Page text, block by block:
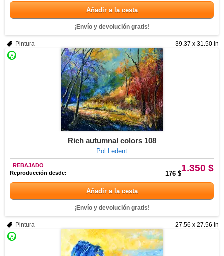
Añadir a la cesta
¡Envío y devolución gratis!
39.37 x 31.50 in
Pintura
Rich autumnal colors 108
Pol Ledent
1.350 $
REBAJADO
Reproducción desde:
176 $
Añadir a la cesta
¡Envío y devolución gratis!
27.56 x 27.56 in
Pintura